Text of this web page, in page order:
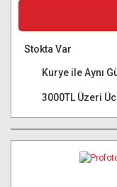
Stokta Var
Kurye ile Aynı
3000TL Üzeri